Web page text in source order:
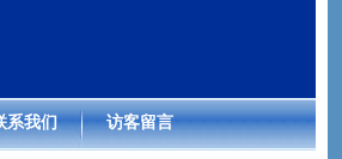
系我们 访客留言